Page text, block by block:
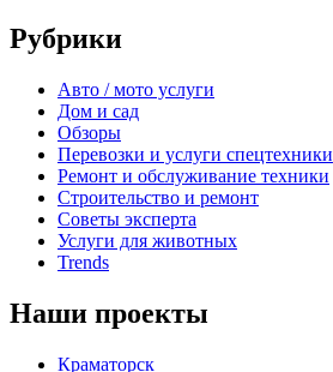
Рубрики
Авто / мото услуги
Дом и сад
Обзоры
Перевозки и услуги спецтехники
Ремонт и обслуживание техники
Строительство и ремонт
Советы эксперта
Услуги для животных
Trends
Наши проекты
Краматорск